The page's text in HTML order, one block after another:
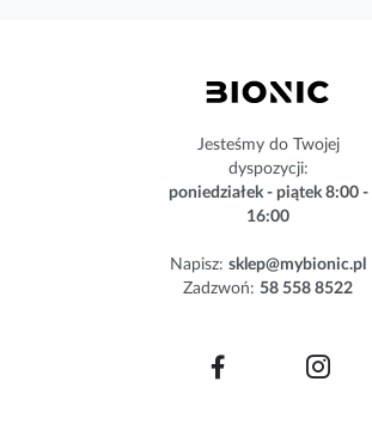
Jesteśmy do Twojej
dyspozycji:
poniedziałek - piątek 8:00 -
16:00
Napisz: sklep@mybionic.pl
Zadzwoń: 58 558 8522